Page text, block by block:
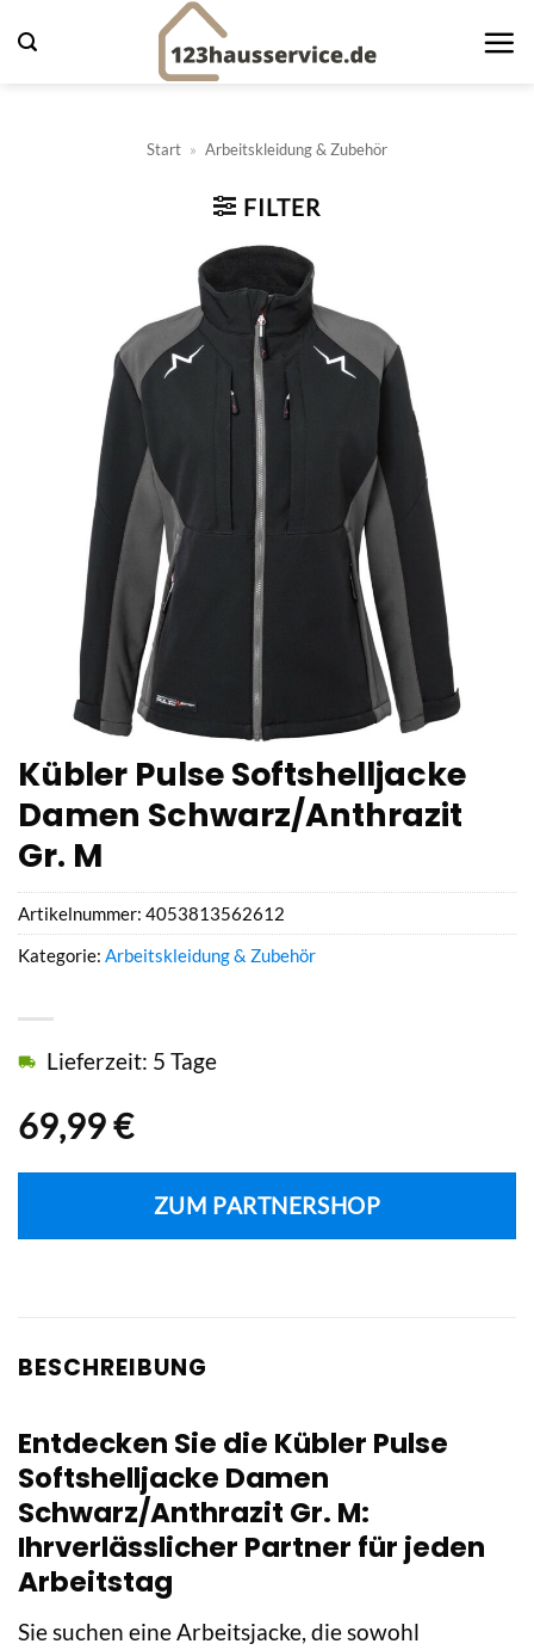
Inhalt
Start » Arbeitskleidung & Zubehör
FILTER
Kübler Pulse Softshelljacke
Damen Schwarz/Anthrazit
Gr. M
69,99€
Lieferzeit: 5 Tage
ZUM PARTNERSHOP
Artikelnummer: 4053813562612
Kategorie: Arbeitskleidung & Zubehör
BESCHREIBUNG
Entdecken Sie die Kübler Pulse
Softshelljacke Damen
Schwarz/Anthrazit Gr. M:
Ihrverlässlicher Partner für jeden
Arbeitstag
Sie suchen eine Arbeitsjacke, die sowohl